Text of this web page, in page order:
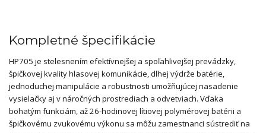
Kompletné špecifikácie
HP705 je stelesnením efektívnejšej a spoľahlivejšej prevádzky,
špičkovej kvality hlasovej komunikácie, dlhej výdrže batérie,
jednoduchej manipulácie a robustnosti umožňujúcej nasadenie
vysielačky aj v náročných prostrediach a odvetviach. Vďaka
bohatým funkciám, až 26-hodinovej lítiovej polymérovej batérii a
špičkovému zvukovému výkonu sa môžu zamestnanci sústrediť na